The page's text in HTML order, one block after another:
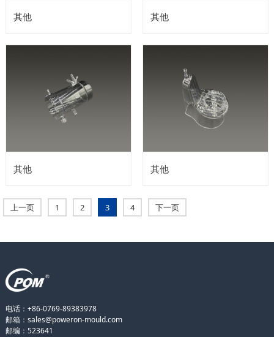
其他 其他
其他 其他
上一页 1 2 3 4 下一页
电话：+86-0769-89383978
邮箱：sales@poweron-mould.com
邮编：523641